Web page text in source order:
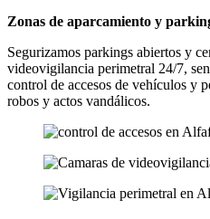
Zonas de aparcamiento y
Segurizamos parkings abiertos y
videovigilancia perimetral 24/7,
control de accesos de vehículos y
robos y actos vandálicos.